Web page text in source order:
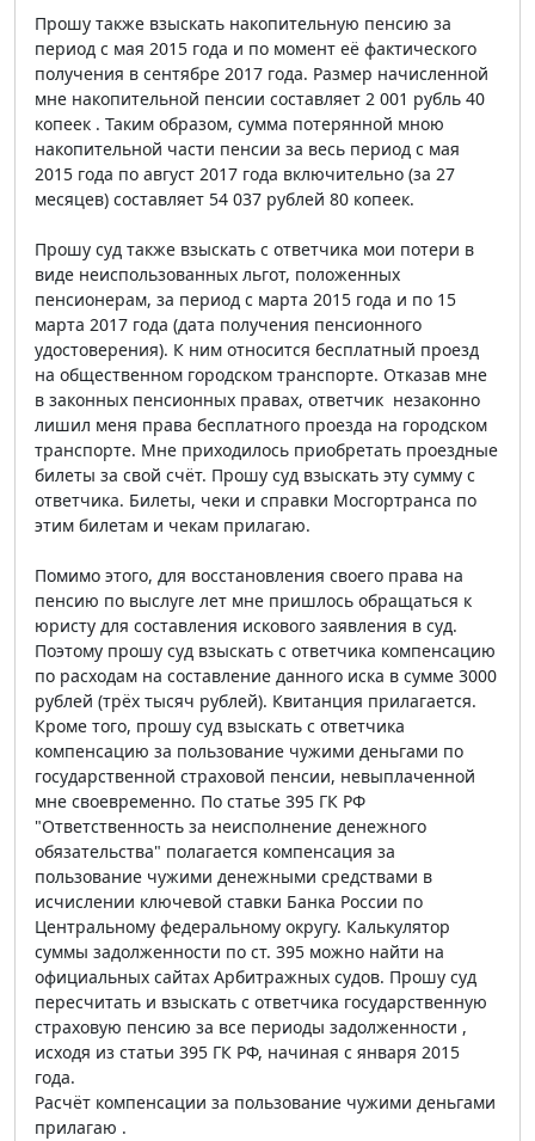
Прошу также взыскать накопительную пенсию за
период с мая 2015 года и по момент её фактического
получения в сентябре 2017 года. Размер начисленной
мне накопительной пенсии составляет 2 001 рубль 40
копеек . Таким образом, сумма потерянной мною
накопительной части пенсии за весь период с мая
2015 года по август 2017 года включительно (за 27
месяцев) составляет 54 037 рублей 80 копеек.
Прошу суд также взыскать с ответчика мои потери в
виде неиспользованных льгот, положенных
пенсионерам, за период с марта 2015 года и по 15
марта 2017 года (дата получения пенсионного
удостоверения). К ним относится бесплатный проезд
на общественном городском транспорте. Отказав мне
в законных пенсионных правах, ответчик незаконно
лишил меня права бесплатного проезда на городском
транспорте. Мне приходилось приобретать проездные
билеты за свой счёт. Прошу суд взыскать эту сумму с
ответчика. Билеты, чеки и справки Мосгортранса по
этим билетам и чекам прилагаю.
Помимо этого, для восстановления своего права на
пенсию по выслуге лет мне пришлось обращаться к
юристу для составления искового заявления в суд.
Поэтому прошу суд взыскать с ответчика компенсацию
по расходам на составление данного иска в сумме 3000
рублей (трёх тысяч рублей). Квитанция прилагается.
Кроме того, прошу суд взыскать с ответчика
компенсацию за пользование чужими деньгами по
государственной страховой пенсии, невыплаченной
мне своевременно. По статье 395 ГК РФ
"Ответственность за неисполнение денежного
обязательства" полагается компенсация за
пользование чужими денежными средствами в
исчислении ключевой ставки Банка России по
Центральному федеральному округу. Калькулятор
суммы задолженности по ст. 395 можно найти на
официальных сайтах Арбитражных судов. Прошу суд
пересчитать и взыскать с ответчика государственную
страховую пенсию за все периоды задолженности ,
исходя из статьи 395 ГК РФ, начиная с января 2015
года.
Расчёт компенсации за пользование чужими деньгами
прилагаю .